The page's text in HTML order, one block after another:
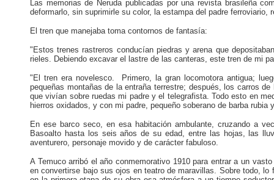
Las memorias de Neruda publicadas por una revista brasileña
deformarlo, sin suprimirle su color, la estampa del padre ferroviario,
El tren que manejaba toma contornos de fantasía:
"Estos trenes rastreros conducían piedras y arena que
rieles. Debiendo excavar el lastre de las canteras, este tren de mi
"El tren era novelesco. Primero, la gran locomotora antigua;
pequeñas montañas de la entraña terrestre; después, los carros
que vivían sobre ruedas mi padre y el telegrafista. Todo esto en
hierros oxidados, y con mi padre, pequeño soberano de barba
En ese barco seco, en esa habitación ambulante, cruzando a
Basoalto hasta los seis años de su edad, entre las hojas, las
aventurero, personaje movido y de carácter fabuloso.
A Temuco arribó el año conmemorativo 1910 para entrar a un
en convertirse bajo sus ojos en teatro de maravillas. Sobre todo,